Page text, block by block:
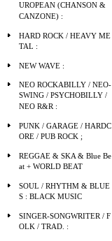
UROPEAN (CHANSON &
CANZONE) :
HARD ROCK / HEAVY ME
TAL :
NEW WAVE :
NEO ROCKABILLY / NEO-
SWING / PSYCHOBILLY /
NEO R&R :
PUNK / GARAGE / HARDC
ORE / PUB ROCK ;
REGGAE & SKA & Blue Be
at + WORLD BEAT
SOUL / RHYTHM & BLUE
S : BLACK MUSIC
SINGER-SONGWRITER / F
OLK / TRAD. :